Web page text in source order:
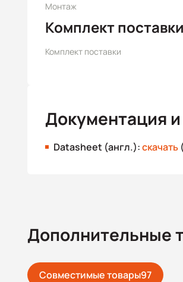
Монтаж
Комплект поставки
Комплект поставки
Документация
Datasheet (англ.):скачать
Дополнительные
Совместимые товары97